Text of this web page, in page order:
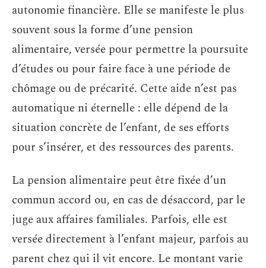
autonomie financière. Elle se manifeste le plus
souvent sous la forme d’une pension
alimentaire, versée pour permettre la poursuite
d’études ou pour faire face à une période de
chômage ou de précarité. Cette aide n’est pas
automatique ni éternelle : elle dépend de la
situation concrète de l’enfant, de ses efforts
pour s’insérer, et des ressources des parents.
La pension alimentaire peut être fixée d’un
commun accord ou, en cas de désaccord, par le
juge aux affaires familiales. Parfois, elle est
versée directement à l’enfant majeur, parfois au
parent chez qui il vit encore. Le montant varie